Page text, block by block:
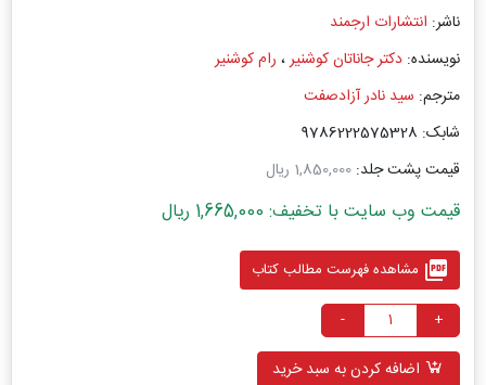
ناشر: انتشارات ارجمند
نویسنده: دکتر جاناتان کوشنیر، رام کوشنیر
مترجم: سید نادر آزادصفت
شابک: 9786222575328
قیمت پشت جلد: 1,850,000 ریال
قیمت وب سایت با تخفیف: 1,665,000 ریال
picture_as_pdf مشاهده فهرست مطالب کتاب
+
-
اضافه کردن به سبد خرید